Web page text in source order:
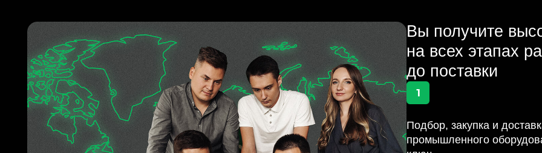
промышленного оборудования под
ключ
Наши специалисты найдут необходимое
из топовых мировых брендов и организуют
надежный, быстрый логистический путь
на самых выгодных условиях